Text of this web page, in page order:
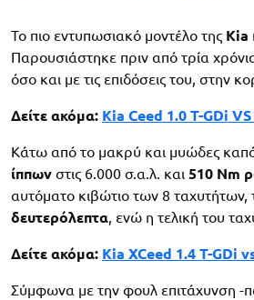
Το πιο εντυπωσιακό μοντέλο της Kia
Παρουσιάστηκε πριν από τρία
όσο και με τις επιδόσεις του, στην
Δείτε ακόμα: Kia Ceed 1.0 T-GDi
Κάτω από το μακρύ και μυώδες καπό
ίππων στις 6.000 σ.α.λ. και 510 Nm
αυτόματο κιβώτιο των 8 ταχυτήτων,
δευτερόλεπτα, ενώ η τελική του
Δείτε ακόμα: Kia XCeed 1.4 T-GDi
Σύμφωνα με την φουλ επιτάχυνση -